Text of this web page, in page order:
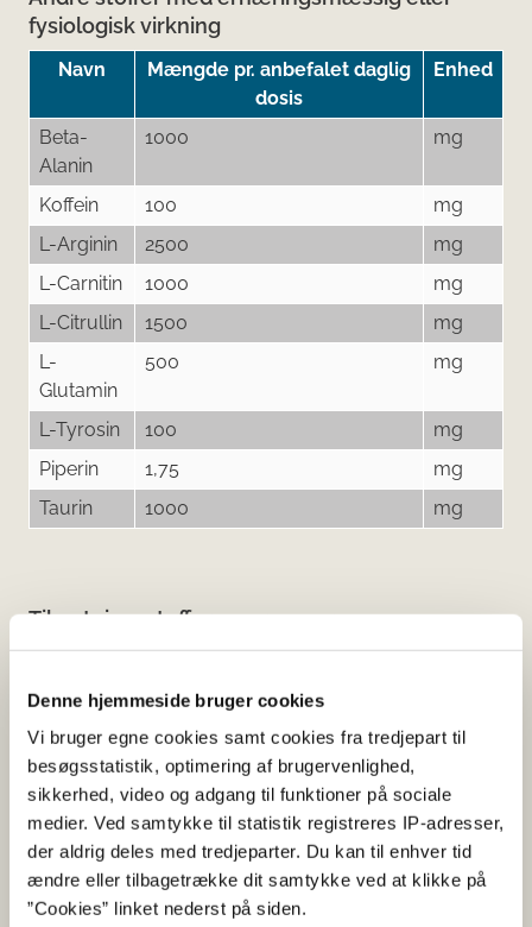
Denne hjemmeside bruger cookies
Vi bruger egne cookies samt cookies fra tredjepart til
besøgsstatistik, optimering af brugervenlighed,
sikkerhed, video og adgang til funktioner på sociale
medier. Ved samtykke til statistik registreres IP-adresser,
der aldrig deles med tredjeparter. Du kan til enhver tid
ændre eller tilbagetrække dit samtykke ved at klikke på
”Cookies” linket nederst på siden.
fysiologisk virkning
Navn
Mængde pr. anbefalet daglig
dosis
Enhed
Beta-
Alanin
1000 mg
Koffein 100
mg
L-Arginin
2500
mg
L-Carnitin
1000
mg
L-Citrullin
1500
mg
L-
Glutamin
500 mg
L-Tyrosin 100
mg
Piperin
1,75
mg
Taurin
1000 mg
Tilsætningsstoffer og aromaer
E 162
Farvestof
E 330
Surhedsregulerende middel
E 551
Antiklumpningsmiddel
E 950
Sødestof
E 951
Sødestof